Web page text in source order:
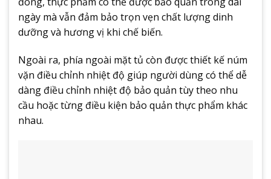
ngày mà vẫn đảm bảo trọn vẹn chất lượng dinh
dưỡng và hương vị khi chế biến.
Ngoài ra, phía ngoài mặt tủ còn được thiết kế núm
vặn điều chỉnh nhiệt độ giúp người dùng có thể dễ
dàng điều chỉnh nhiệt độ bảo quản tùy theo nhu
cầu hoặc từng điều kiện bảo quản thực phẩm khác
nhau.